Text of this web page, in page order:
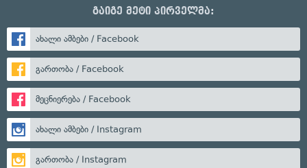
გაიგე მეტი პირველმა:
ახალი ამბები / Facebook
გართობა / Facebook
მეცნიერება / Facebook
ახალი ამბები / Instagram
გართობა / Instagram